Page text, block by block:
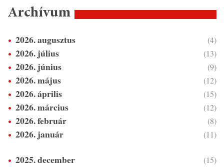
Archívum
2026. augusztus (4)
2026. július (13)
2026. június (9)
2026. május (12)
2026. április (15)
2026. március (12)
2026. február (8)
2026. január (11)
2025. december (15)